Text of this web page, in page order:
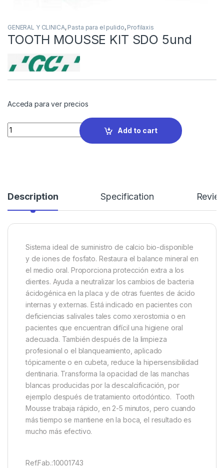
GENERAL Y CLINICA, Pasta para el pulido, Profilaxis
TOOTH MOUSSE KIT SDO 5und
Acceda para ver precios
Quantity
Add to cart
Description Specification
Sistema ideal de suministro de calcio bio-disponible
y de iones de fosfato. Restaura el balance mineral en
el medio oral. Proporciona protección extra a los
dientes. Ayuda a neutralizar los cambios de bacteria
ácidogénica en la placa y de otras fuentes de ácido
internas y externas. Está indicado en pacientes con
deficiencias salivales tales como xerostomia o en
pacientes que encuentran difícil una higiene oral
adecuada. También después de la limpieza
profesional o el blanqueamiento, aplicado
tópicamente o en cubeta, reduce la hipersensibilidad
dentinaria. Transforma la opacidad de las manchas
blancas producidas por la descalcificación, por
ejemplo después de tratamiento ortodóntico. Tooth
Mousse trabaja rápido, en 2-5 minutos, pero cuando
más tiempo se mantiene en la boca, el resultado es
mucho más efectivo.
Ref.Fab.:10001743